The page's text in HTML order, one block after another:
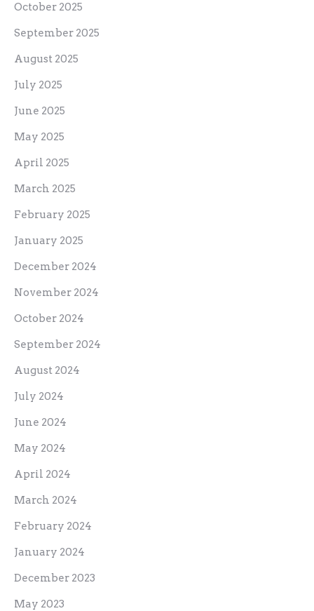
October 2025
September 2025
August 2025
July 2025
June 2025
May 2025
April 2025
March 2025
February 2025
January 2025
December 2024
November 2024
October 2024
September 2024
August 2024
July 2024
June 2024
May 2024
April 2024
March 2024
February 2024
January 2024
December 2023
May 2023